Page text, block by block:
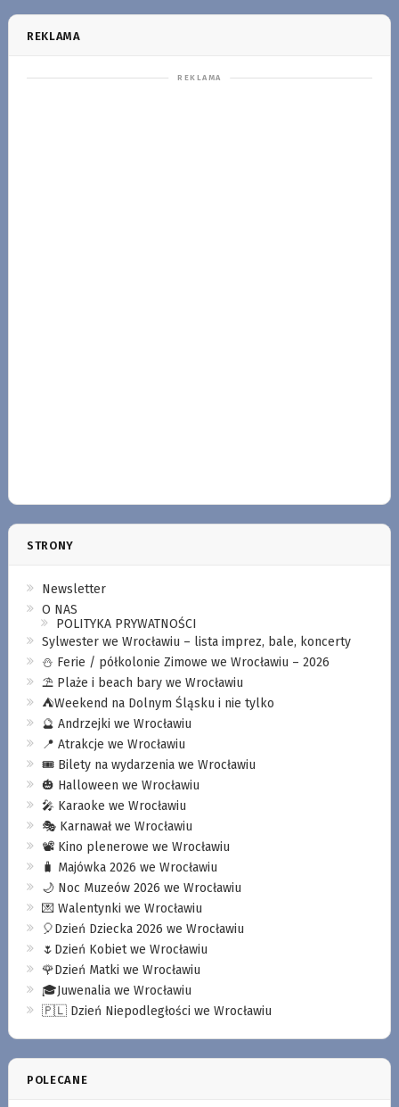
REKLAMA
STRONY
Newsletter
O NAS
POLITYKA PRYWATNOŚCI
Sylwester we Wrocławiu – lista imprez, bale, koncerty
⛄️ Ferie / półkolonie Zimowe we Wrocławiu – 2026
⛱️ Plaże i beach bary we Wrocławiu
⛺️Weekend na Dolnym Śląsku i nie tylko
🔮 Andrzejki we Wrocławiu
📍 Atrakcje we Wrocławiu
🎟️ Bilety na wydarzenia we Wrocławiu
🎃 Halloween we Wrocławiu
🎤 Karaoke we Wrocławiu
🎭 Karnawał we Wrocławiu
📽️ Kino plenerowe we Wrocławiu
🧳 Majówka 2026 we Wrocławiu
🌙 Noc Muzeów 2026 we Wrocławiu
💌 Walentynki we Wrocławiu
🎈Dzień Dziecka 2026 we Wrocławiu
🌷Dzień Kobiet we Wrocławiu
🌹Dzień Matki we Wrocławiu
🎓Juwenalia we Wrocławiu
🇵🇱 Dzień Niepodległości we Wrocławiu
POLECANE